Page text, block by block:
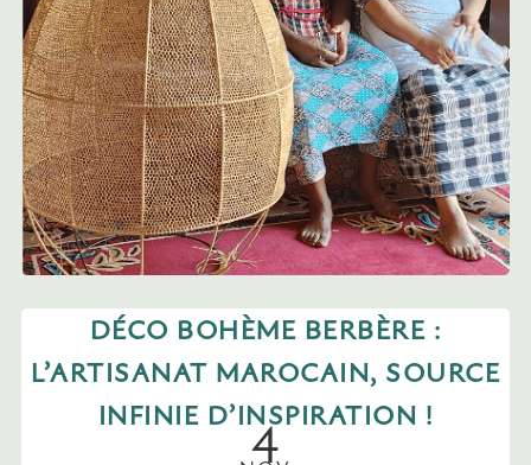
DÉCO BOHÈME BERBÈRE :
L’ARTISANAT MAROCAIN, SOURCE
INFINIE D’INSPIRATION !
4